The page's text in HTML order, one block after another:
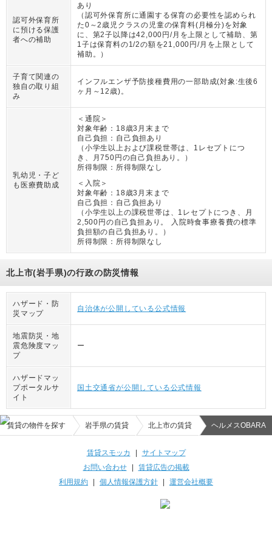
認可外保育所
に預ける保護
者への補助
あり
（ 認可外保育所に通園する保育の必要性を認められ
た0～2歳児クラスの児童の保育料(月極分)を対象
に、第2子以降は42,000円/月を上限として補助、第
1子は保育料の1/2の額を21,000円/月を上限として
補助。
）
子育て関連の
独自の取り組
み
インフルエンザ予防接種費用の一部助成(対象:生後6
ヶ月～12歳)。
乳幼児・子ど
も医療費助成
＜通院＞
対象年齢： 18歳3月末まで
自己負担： 自己負担あり
（ 小学生以上および課税世帯は、1レセプトにつ
き、月750円の自己負担あり。
）
所得制限： 所得制限なし
＜入院＞
対象年齢： 18歳3月末まで
自己負担： 自己負担あり
（ 小学生以上の課税世帯は、1レセプトにつき、月
2,500円の自己負担あり。 入院時食事療養費の標準
負担額の自己負担あり。
）
所得制限： 所得制限なし
北上市(岩手県)の行政の防災情報
ハザード・防
災マップ
自治体が公開している公式情報
地震防災・地
震危険度マッ
プ
ー
ハザードマッ
プポータルサ
イト
国土交通省が公開している公式情報
賃貸の物件を探す 岩手県の賃貸 北上市の賃貸 ヘルメスOBARA
賃貸スモッカ | サイトマップ
お問い合わせ| 賃貸広告の掲載
利用規約 | 個人情報保護方針 | 運営会社概要